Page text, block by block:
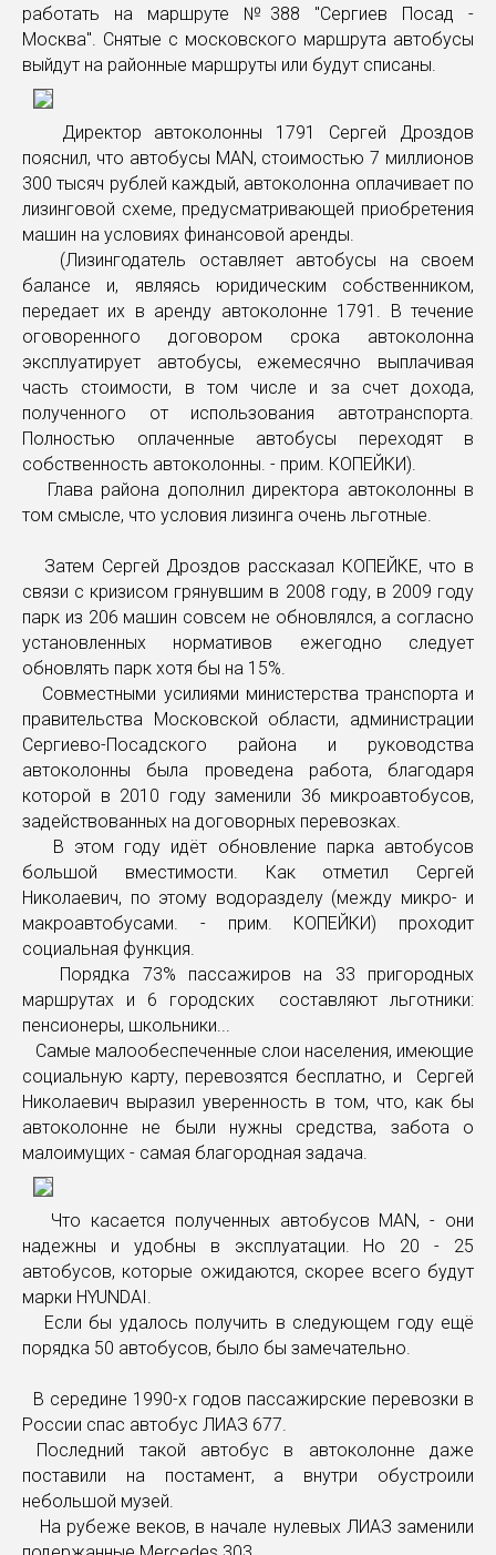
работать на маршруте №388 "Сергиев Посад -
Москва". Снятые с московского маршрута автобусы
выйдут на районные маршруты или будут списаны.
Директор автоколонны 1791 Сергей Дроздов
пояснил, что автобусы MAN, стоимостью 7 миллионов
300 тысяч рублей каждый, автоколонна оплачивает по
лизинговой схеме, предусматривающей приобретения
машин на условиях финансовой аренды.
(Лизингодатель оставляет автобусы на своем
балансе и, являясь юридическим собственником,
передает их в аренду автоколонне 1791. В течение
оговоренного договором срока автоколонна
эксплуатирует автобусы, ежемесячно выплачивая
часть стоимости, в том числе и за счет дохода,
полученного от использования автотранспорта.
Полностью оплаченные автобусы переходят в
собственность автоколонны. - прим. КОПЕЙКИ).
Глава района дополнил директора автоколонны в
том смысле, что условия лизинга очень льготные.
Затем Сергей Дроздов рассказал КОПЕЙКЕ, что в
связи с кризисом грянувшим в 2008 году, в 2009 году
парк из 206 машин совсем не обновлялся, а согласно
установленных нормативов ежегодно следует
обновлять парк хотя бы на 15%.
Совместными усилиями министерства транспорта и
правительства Московской области, администрации
Сергиево-Посадского района и руководства
автоколонны была проведена работа, благодаря
которой в 2010 году заменили 36 микроавтобусов,
задействованных на договорных перевозках.
В этом году идёт обновление парка автобусов
большой вместимости. Как отметил Сергей
Николаевич, по этому водоразделу (между микро- и
макроавтобусами. - прим. КОПЕЙКИ) проходит
социальная функция.
Порядка 73% пассажиров на 33 пригородных
маршрутах и 6 городских составляют льготники:
пенсионеры, школьники...
Самые малообеспеченные слои населения, имеющие
социальную карту, перевозятся бесплатно, и Сергей
Николаевич выразил уверенность в том, что, как бы
автоколонне не были нужны средства, забота о
малоимущих - самая благородная задача.
Что касается полученных автобусов MAN, - они
надежны и удобны в эксплуатации. Но 20 - 25
автобусов, которые ожидаются, скорее всего будут
марки HYUNDAI.
Если бы удалось получить в следующем году ещё
порядка 50 автобусов, было бы замечательно.
В середине 1990-х годов пассажирские перевозки в
России спас автобус ЛИАЗ 677.
Последний такой автобус в автоколонне даже
поставили на постамент, а внутри обустроили
небольшой музей.
На рубеже веков, в начале нулевых ЛИАЗ заменили